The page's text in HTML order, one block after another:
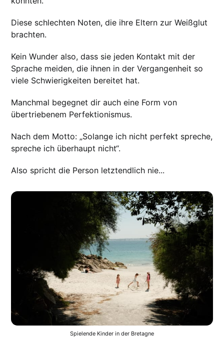
Diese schlechten Noten, die ihre Eltern zur Weißglut
brachten.
Kein Wunder also, dass sie jeden Kontakt mit der
Sprache meiden, die ihnen in der Vergangenheit so
viele Schwierigkeiten bereitet hat.
Manchmal begegnet dir auch eine Form von
übertriebenem Perfektionismus.
Nach dem Motto: „Solange ich nicht perfekt spreche,
spreche ich überhaupt nicht“.
Also spricht die Person letztendlich nie...
Spielende Kinder in der Bretagne